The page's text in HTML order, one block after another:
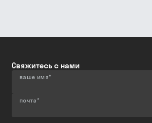
Свяжитесь с нами
ваше имя*
почта*